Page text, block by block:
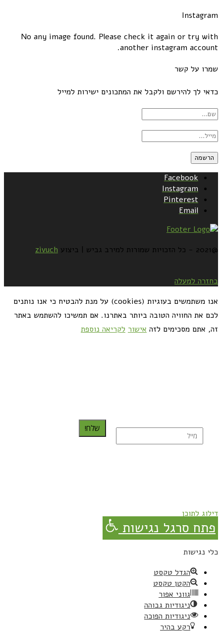
Instagram
No any image found. Please check it again or try with
another instagram account.
שמרו על קשר
כדאי לך להירשם ולקבל את המתכונים ישירות למייל
Facebook
Instagram
Pinterest
Email
@2021 - כל הזכויות שמורות למירב גביש | ביצוע zivuch
בחזרה למעלה
אנו משתמשים בעוגיות (cookies) על מנת להבטיח כי אנו נותנים
לכם את החוויה הטובה ביותר באתרנו. אם תמשיכו להשתמש באתר
זה, אתם מסכימים לזה אישור לקריאה נוספת
שלח!
דילוג לתוכן
פתח סרגל נגישות
כלי נגישות
הגדל טקסט
הקטן טקסט
גווני אפור
ניגודיות גבוהה
ניגודיות הפוכה
רקע בהיר